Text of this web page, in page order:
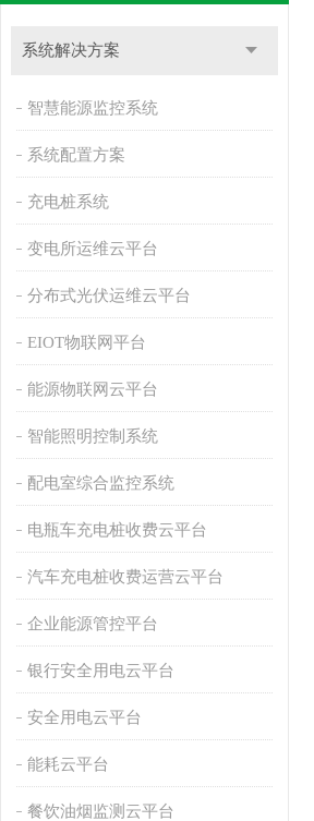
系统解决方案
智慧能源监控系统
系统配置方案
充电桩系统
变电所运维云平台
分布式光伏运维云平台
EIOT物联网平台
能源物联网云平台
智能照明控制系统
配电室综合监控系统
电瓶车充电桩收费云平台
汽车充电桩收费运营云平台
企业能源管控平台
银行安全用电云平台
安全用电云平台
能耗云平台
餐饮油烟监测云平台